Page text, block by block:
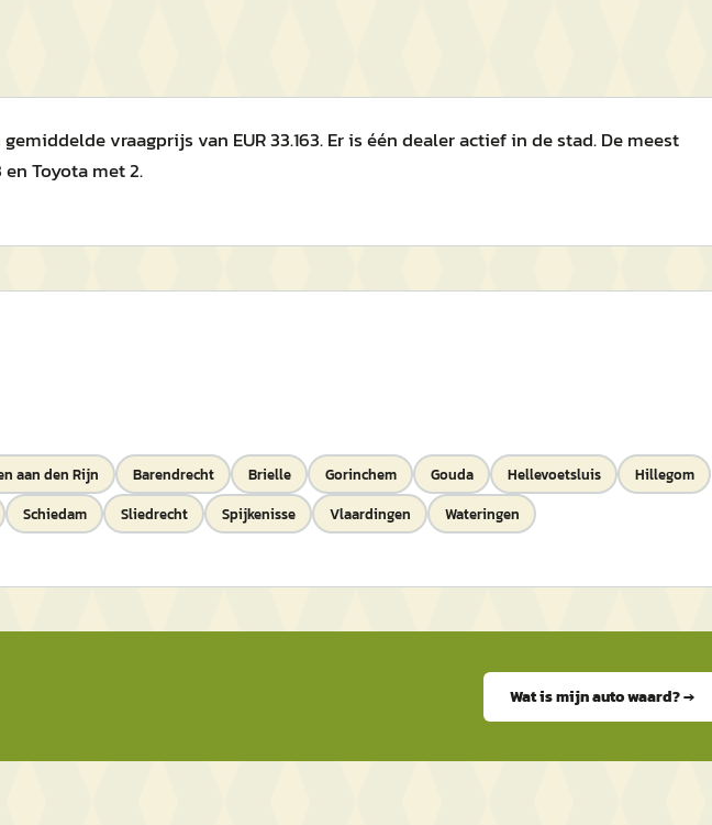
vraagprijs van EUR 33.163. Er is één dealer actief in de stad. De meest
Toyota met 2.
aan den Rijn Barendrecht Brielle Gorinchem Gouda Hellevoetsluis
Hillegom
Schiedam Sliedrecht Spijkenisse Vlaardingen Wateringen
Wat is mijn auto waard? →